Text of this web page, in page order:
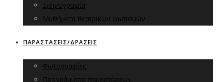
Σκηνογραφία
Μαθήματα θεατρικών φωτισμών
ΠΑΡΑΣΤΑΣΕΙΣ/ΔΡΑΣΕΙΣ
Φωτογραφίες
Προγράμματα παραστάσεων